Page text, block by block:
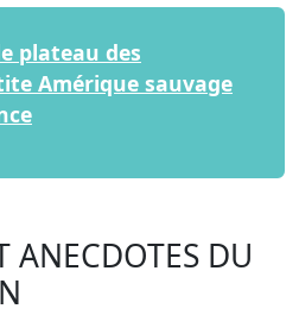
plateau des
Amérique sauvage
ANECDOTES DU